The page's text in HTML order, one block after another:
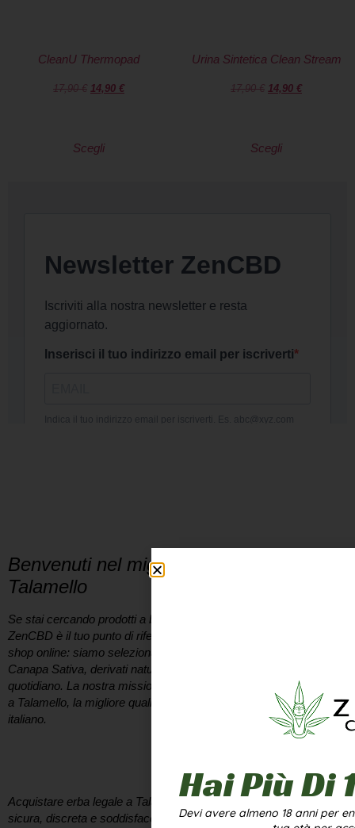
CleanU Thermopad
17,90€ 14,90 €
Scegli
Urina Sintetica Clean Stream
17,90€ 14,90 €
Scegli
Benvenuti nel miglior Cannabis Shop a
Talamello
Se stai cercando prodotti a base di
ZenCBD è il tuo punto di riferimento. Non siamo solo un semplice
shop online: siamo selezionatori appassionati di infiorescenze di
Canapa Sativa, derivati naturali e soluzioni per il benessere
quotidiano. La nostra missione è portare direttamente a casa tua,
a Talamello, la migliore qualità biologica presente sul mercato
italiano.
Acquistare erba legale a Talamello
sicura, discreta e soddisfacente. Il nostro catalogo è pensato per
Hai Più Di
Devi avere almeno 18 anni per